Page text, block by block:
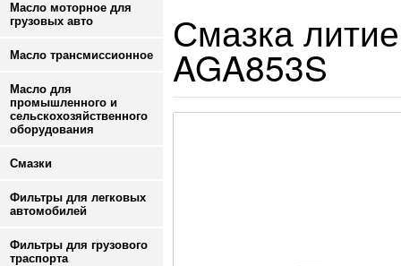
Масло моторное для
грузовых авто
Масло трансмиссионное
Масло для
промышленного и
сельскохозяйственного
оборудования
Смазки
Фильтры для легковых
автомобилей
Фильтры для грузового
траспорта
Смазка
AGA853S